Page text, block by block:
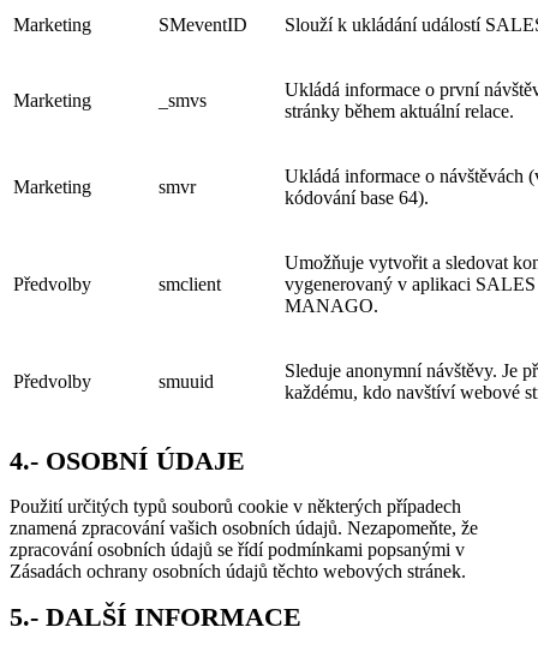
Marketing SMeventID Slouží k ukládání událostí
Marketing _smvs
Ukládá informace o první
stránky během aktuální relace.
Marketing smvr
Ukládá informace o návštěvách
kódování base 64).
Předvolby smclient
Umožňuje vytvořit a sledovat
vygenerovaný v aplikaci SALES
MANAGO.
Předvolby smuuid
Sleduje anonymní návštěvy. Je
každému, kdo navštíví webové
4.- OSOBNÍ ÚDAJE
Použití určitých typů souborů cookie v některých případech
znamená zpracování vašich osobních údajů. Nezapomeňte, že
zpracování osobních údajů se řídí podmínkami popsanými v
Zásadách ochrany osobních údajů těchto webových stránek.
5.- DALŠÍ INFORMACE